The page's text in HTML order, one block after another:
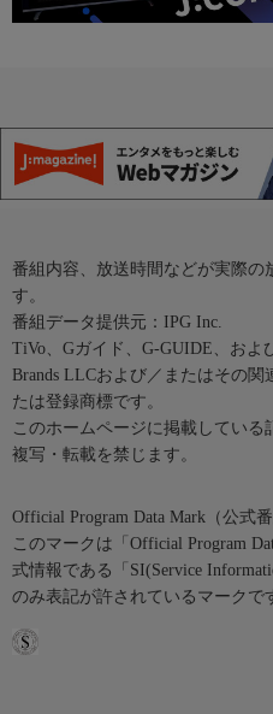
番組内容、放送時間などが実際の
す。
番組データ提供元：IPG Inc.
TiVo、Gガイド、G-GUIDE、およ
Brands LLCおよび／またはその
たは登録商標です。
このホームページに掲載してい
複写・転載を禁じます。
Official Program Data Mark（公式
このマークは「Official Program
式情報である「SI(Service
のみ表記が許されているマークで